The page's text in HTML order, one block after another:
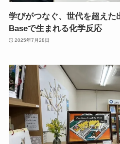
学びがつなぐ、世代を超え
Baseで生まれる化学反応
2025年7月28日